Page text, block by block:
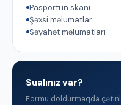
Pasportun skanı
Şəxsi məlumatlar
Səyahət məlumatları
Sualınız var?
Formu doldurmaqda